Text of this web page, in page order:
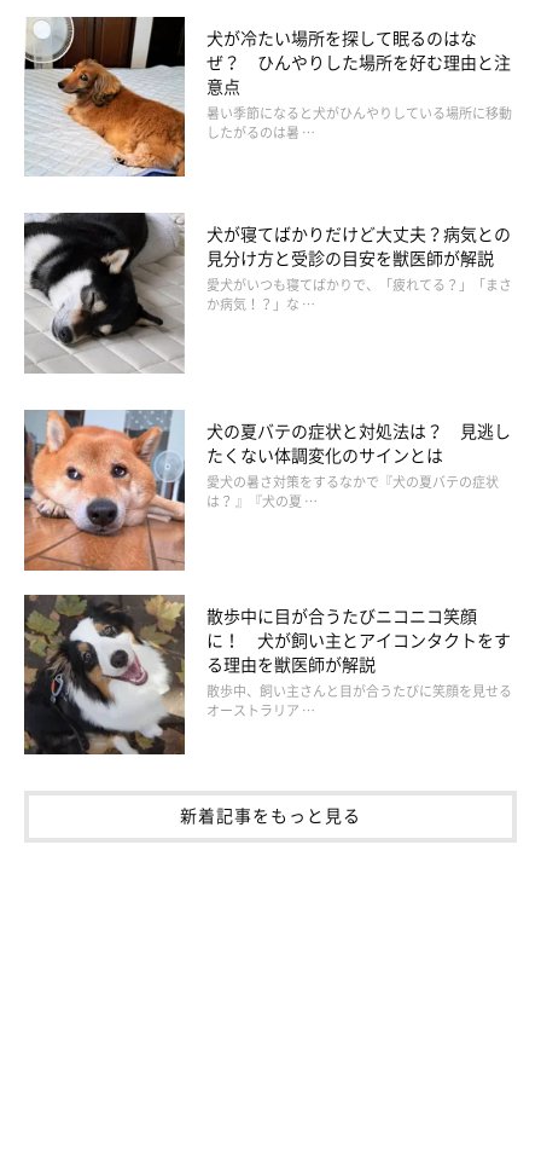
じたら、体をよく拭いてあげたり、可能であればお風呂に入れて
あげるのもよいでしょう。
愛犬の体に付着した花粉をできるだけ取り除いてあげても、体を
舐めすぎていたり、掻きすぎている様子がみられる場合は、より
り靴下を履かせるなどの対処を行い、早めに動物病院を受診する
ようにしましょう。
愛犬のアレルギー反応に気が付くためにも、かゆがるしぐさはな
いか、皮膚の炎症がないかなど日々の観察を大切にしたいです
い。
（監修：いぬのきもち獣医師相談室獣医師・原駿太朗先生）
取材・文／maki
※写真は「いぬのきもちアプリ」で投稿されたものです
※記事と写真に関連性はありませんので予めご了承ください
関連記事:
乳製品で全身真っ赤、抗生物質で点滴治療
に…！？ 知らないと怖い「犬の隠れアレルギ
ー」のこと
アレルギーになる前の、いわゆるグレーゾーンの状態が「隠れアレ
ーになることがわかっています。地球上にあるさまざまなものがア
レルギーの原因になるだけでなく、場合によっては長期間の治療が
必要になることも。犬の隠れアレルギーがどういうものが、チェッ
クしてみましょう。
犬が冷たい場所を探して眠るのはな
ぜ？ ひんやりした場所を好む理由と注
意点
暑い季節になると犬がひんやりしている場所に移動
したがるのは暑 …
犬が寝てばかりだけど大丈夫？病気との
見分け方と受診の目安を獣医師が解説
愛犬がいつも寝てばかりで、「疲れてる？」「まさ
か病気！？」な …
犬の夏バテの症状と対処法は？ 見逃し
たくない体調変化のサインとは
愛犬の暑さ対策をするなかで『犬の夏バテの症状
は？ 』『犬の夏 …
散歩中に目が合うたびニコニコ笑顔
に！ 犬が飼い主とアイコンタクトをす
る理由を獣医師が解説
散歩中、飼い主さんと目が合うたびに笑顔を見せる
オーストラリア …
新着記事をもっと見る